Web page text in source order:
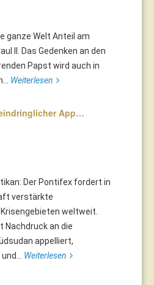
ganze Welt Anteil am
II. Das Gedenken an den
Papst wird auch in
Weiterlesen
App…
Der Pontifex fordert in
verstärkte
weltweit.
Nachdruck an die
appelliert,
Weiterlesen